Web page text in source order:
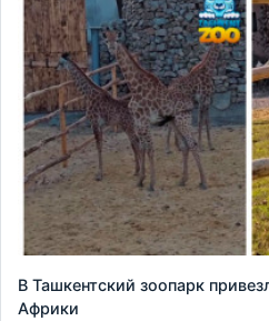
В Ташкентский зоопарк
Африки